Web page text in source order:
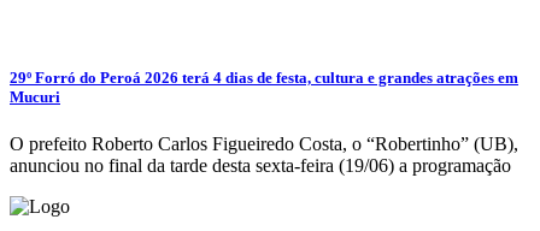
29º Forró do Peroá 2026 terá 4 dias de festa, cultura e grandes atrações em
Mucuri
O prefeito Roberto Carlos Figueiredo Costa, o “Robertinho” (UB),
anunciou no final da tarde desta sexta-feira (19/06) a programação